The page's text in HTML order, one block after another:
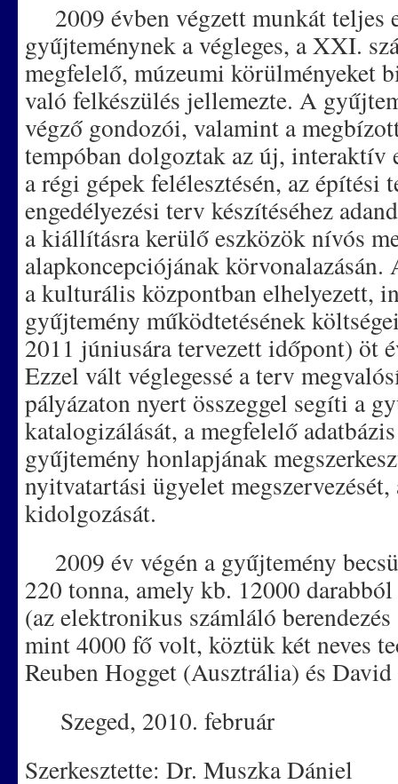
2009 évben végzett munkát teljes
gyűjteménynek a végleges, a XXI.
megfelelő, múzeumi körülményeket
való felkészülés jellemezte. A
végző gondozói, valamint a
tempóban dolgoztak az új, interaktív
a régi gépek felélesztésén, az építési
engedélyezési terv készítéséhez
a kiállításra kerülő eszközök nívós
alapkoncepciójának
a kulturális központban elhelyezett,
gyűjtemény működtetésének
2011 júniusára tervezett időpont) öt
Ezzel vált véglegessé a terv
pályázaton nyert összeggel segíti a
katalogizálását, a megfelelő
gyűjtemény honlapjának
nyitvatartási ügyelet
kidolgozását.
2009 év végén a gyűjtemény
220 tonna, amely kb. 12000
(az elektronikus számláló
mint 4000 fő volt, köztük két neves
Reuben Hogget (Ausztrália) és
Szeged, 2010. február
Szerkesztette: Dr. Muszka Dániel